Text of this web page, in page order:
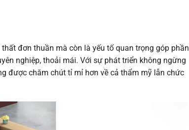
đơn thuần mà còn là yếu tố quan trọng góp phần
nghiệp, thoải mái. Với sự phát triển không ngừng
được chăm chút tỉ mỉ hơn về cả thẩm mỹ lẫn chức